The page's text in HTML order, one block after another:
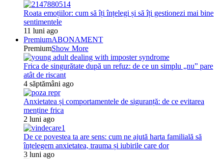
Roata emoțiilor: cum să îți înțelegi și să îți gestionezi mai bine
sentimentele
11 luni ago
PremiumABONAMENT
PremiumShow More
Frica de singurătate după un refuz: de ce un simplu „nu” pare
atât de riscant
4 săptămâni ago
Anxietatea și comportamentele de siguranță: de ce evitarea
menține frica
2 luni ago
De ce povestea ta are sens: cum ne ajută harta familială să
înțelegem anxietatea, trauma și iubirile care dor
3 luni ago